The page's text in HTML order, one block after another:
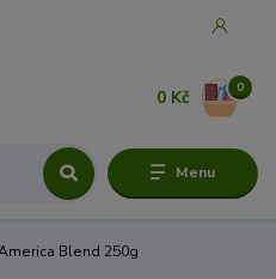
Menu
0
0 Kč
Blend 250g